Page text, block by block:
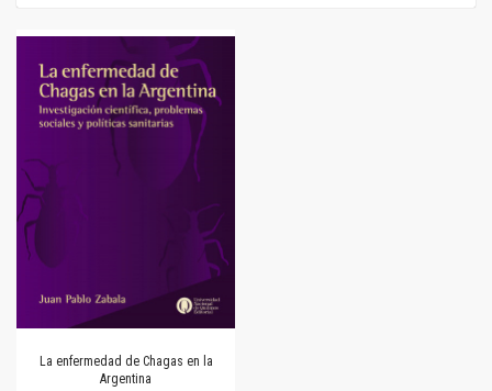
La enfermedad de Chagas en la
Argentina